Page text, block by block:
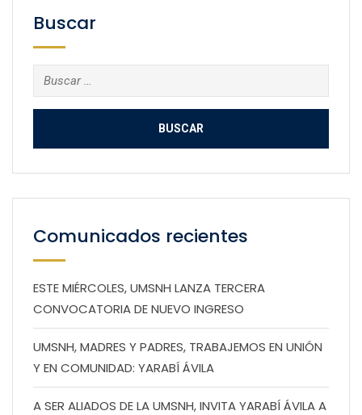
Buscar
Buscar:
Comunicados recientes
ESTE MIÉRCOLES, UMSNH LANZA TERCERA
CONVOCATORIA DE NUEVO INGRESO
UMSNH, MADRES Y PADRES, TRABAJEMOS EN UNIÓN
Y EN COMUNIDAD: YARABÍ ÁVILA
A SER ALIADOS DE LA UMSNH, INVITA YARABÍ ÁVILA A